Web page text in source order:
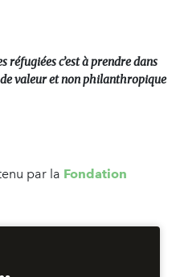
réfugiées c’est à prendre dans
valeur et non philanthropique
par la Fondation